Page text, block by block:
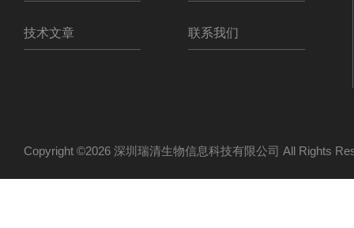
技术文章 联系我们
Copyright ©2026 深圳瑞清生物信息科技有限公司 All Rights